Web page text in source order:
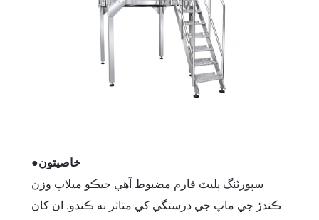
●خاصيتون
سپورٽنگ پليٽ فارم مضبوط آهي جيڪو ميلاپ وزن
ڪندڙ جي ماپ جي درستگي کي متاثر نه ڪندو. ان کان